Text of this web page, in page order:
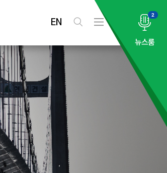
EN
검
전
메
2
뉴스룸